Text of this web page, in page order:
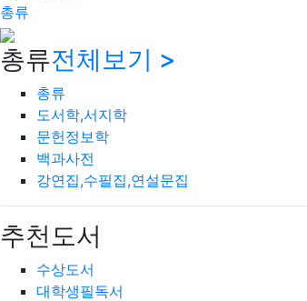
총류
총류전체보기 >
총류
도서학,서지학
문헌정보학
백과사전
강연집,수필집,연설문집
추천도서
수상도서
대학생필독서